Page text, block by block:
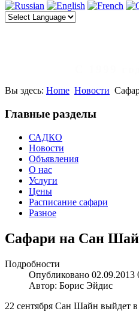
Вы здесь: Home Новости
Главные разделы
САДКО
Новости
Объявления
О нас
Услуги
Цены
Расписание сафари
Разное
Сафари на Сан
Подробности
Опубликовано 02.09.2013
Автор: Борис Эйдис
22 сентября Сан Шайн выйдет